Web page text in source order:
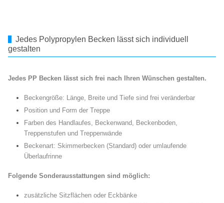
Jedes Polypropylen Becken lässt sich individuell
gestalten
Jedes PP Becken lässt sich frei nach Ihren Wünschen gestalten.
Beckengröße: Länge, Breite und Tiefe sind frei veränderbar
Position und Form der Treppe
Farben des Handlaufes, Beckenwand, Beckenboden,
Treppenstufen und Treppenwände
Beckenart: Skimmerbecken (Standard) oder umlaufende
Überlaufrinne
Folgende Sonderausstattungen sind möglich:
zusätzliche Sitzflächen oder Eckbänke